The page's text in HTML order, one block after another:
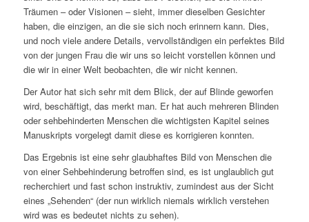
Träumen – oder Visionen – sieht, immer dieselben Gesichter
haben, die einzigen, an die sie sich noch erinnern kann. Dies,
und noch viele andere Details, vervollständigen ein perfektes Bild
von der jungen Frau die wir uns so leicht vorstellen können und
die wir in einer Welt beobachten, die wir nicht kennen.
Der Autor hat sich sehr mit dem Blick, der auf Blinde geworfen
wird, beschäftigt, das merkt man. Er hat auch mehreren Blinden
oder sehbehinderten Menschen die wichtigsten Kapitel seines
Manuskripts vorgelegt damit diese es korrigieren konnten.
Das Ergebnis ist eine sehr glaubhaftes Bild von Menschen die
von einer Sehbehinderung betroffen sind, es ist unglaublich gut
recherchiert und fast schon instruktiv, zumindest aus der Sicht
eines „Sehenden“ (der nun wirklich niemals wirklich verstehen
wird was es bedeutet nichts zu sehen).